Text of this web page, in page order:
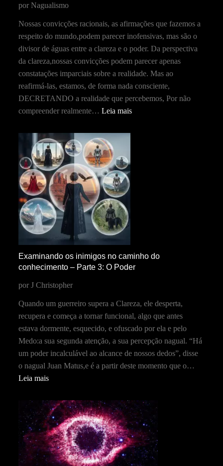
por Nagualismo
Nossas convicções racionais, as afirmações que fazemos a
respeito do mundo,podem parecer inofensivas, mas são o
divisor de águas entre a clareza e o poder. Da perspectiva
da clareza,nossas convicções podem parecer apenas
constatações imparciais sobre a realidade. Mas ao
reafirmá-las, estamos, de forma nada consciente,
DECRETANDO a realidade que percebemos, Por não
compreender realmente… Leia mais
Examinando os inimigos no caminho do
conhecimento – Parte 3: O Poder
por J Christopher
Quando um guerreiro supera a Clareza, ele desperta,
recupera e começa a tornar funcional, algo que antes
estava dormente, esquecido, e ofuscado por ela e pelo
Medo:a sua segunda atenção, a sua percepção nagual. “Há
um poder incalculável ao alcance de nossos dedos”, disse
o nagual Juan Matus,e é a partir deste momento que o…
Leia mais